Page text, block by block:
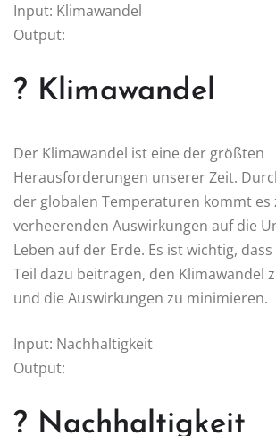
Input: Klimawandel
Output:
? Klimawandel
Der Klimawandel ist eine der größten
Herausforderungen unserer Zeit.
der globalen Temperaturen kommt es
verheerenden Auswirkungen auf die
Leben auf der Erde. Es ist wichtig,
Teil dazu beitragen, den Klimawandel
und die Auswirkungen zu minimieren.
Input: Nachhaltigkeit
Output:
? Nachhaltigkeit